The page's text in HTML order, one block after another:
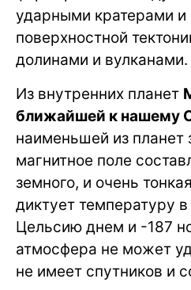
ударными кратерами и
поверхностной
долинами и вулканами.
Из внутренних планет
ближайшей к нашему
наименьшей из планет
магнитное поле
земного, и очень
диктует температуру
Цельсию днем и -187
атмосфера не может
не имеет спутников и